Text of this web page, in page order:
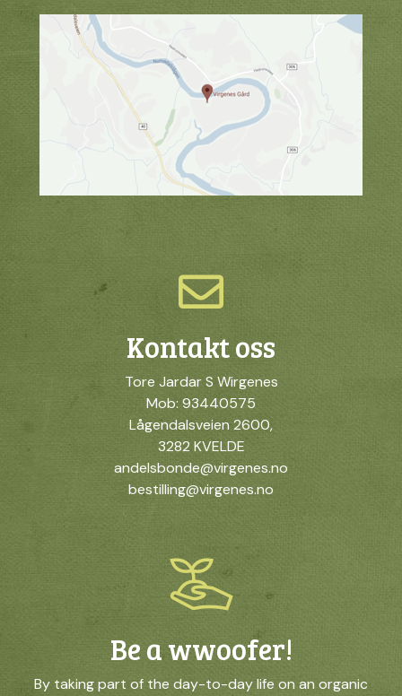
Kontakt oss
Tore Jardar S Wirgenes
Mob: 93440575
Lågendalsveien 2600,
3282 KVELDE
andelsbonde@virgenes.no
bestilling@virgenes.no
Be a wwoofer!
By taking part of the day-to-day life on an organic